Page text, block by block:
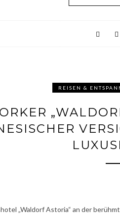
REISEN &
„Waldorf Astoria“ an der